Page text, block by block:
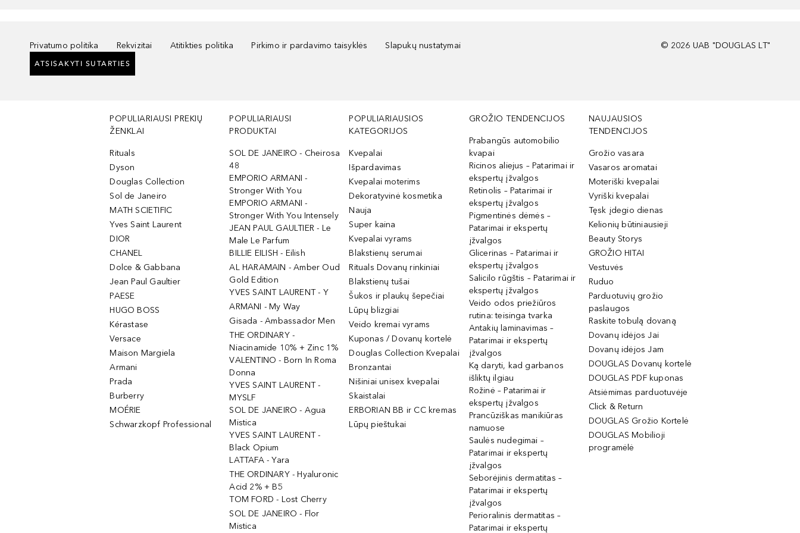
Privatumo politika Rekvizitai Atitikties politika Pirkimo ir pardavimo taisyklės Slapukų nustatymai
ATSISAKYTI SUTARTIES
© 2026 UAB "DOUGLAS LT"
POPULIARIAUSI PREKIŲ
ŽENKLAI
Rituals
Dyson
Douglas Collection
Sol de Janeiro
MATH SCIETIFIC
Yves Saint Laurent
DIOR
CHANEL
Dolce & Gabbana
Jean Paul Gaultier
PAESE
HUGO BOSS
Kérastase
Versace
Maison Margiela
Armani
Prada
Burberry
MOÉRIE
Schwarzkopf Professional
POPULIARIAUSI
PRODUKTAI
SOL DE JANEIRO - Cheirosa
48
EMPORIO ARMANI -
Stronger With You
EMPORIO ARMANI -
Stronger With You Intensely
JEAN PAUL GAULTIER - Le
Male Le Parfum
BILLIE EILISH - Eilish
AL HARAMAIN - Amber Oud
Gold Edition
YVES SAINT LAURENT - Y
ARMANI - My Way
Gisada - Ambassador Men
THE ORDINARY -
Niacinamide 10% + Zinc 1%
VALENTINO - Born In Roma
Donna
YVES SAINT LAURENT -
MYSLF
SOL DE JANEIRO - Agua
Mistica
YVES SAINT LAURENT -
Black Opium
LATTAFA - Yara
THE ORDINARY - Hyaluronic
Acid 2% + B5
TOM FORD - Lost Cherry
SOL DE JANEIRO - Flor
Mistica
POPULIARIAUSIOS
KATEGORIJOS
Kvepalai
Išpardavimas
Kvepalai moterims
Dekoratyvinė kosmetika
Nauja
Super kaina
Kvepalai vyrams
Blakstienų serumai
Rituals Dovanų rinkiniai
Blakstienų tušai
Šukos ir plaukų šepečiai
Lūpų blizgiai
Veido kremai vyrams
Kuponas / Dovanų kortelė
Douglas Collection Kvepalai
Bronzantai
Nišiniai unisex kvepalai
Skaistalai
ERBORIAN BB ir CC kremas
Lūpų pieštukai
GROŽIO TENDENCIJOS
Prabangūs automobilio
kvapai
Ricinos aliejus – Patarimai ir
ekspertų įžvalgos
Retinolis – Patarimai ir
ekspertų įžvalgos
Pigmentinės dėmės –
Patarimai ir ekspertų
įžvalgos
Glicerinas – Patarimai ir
ekspertų įžvalgos
Salicilo rūgštis – Patarimai ir
ekspertų įžvalgos
Veido odos priežiūros
rutina: teisinga tvarka
Antakių laminavimas –
Patarimai ir ekspertų
įžvalgos
Ką daryti, kad garbanos
išliktų ilgiau
Rožinė – Patarimai ir
ekspertų įžvalgos
Prancūziškas manikiūras
namuose
Saulės nudegimai –
Patarimai ir ekspertų
įžvalgos
Seborėjinis dermatitas –
Patarimai ir ekspertų
įžvalgos
Perioralinis dermatitas –
Patarimai ir ekspertų
NAUJAUSIOS
TENDENCIJOS
Grožio vasara
Vasaros aromatai
Moteriški kvepalai
Vyriški kvepalai
Tęsk įdegio dienas
Kelionių būtiniausieji
Beauty Storys
GROŽIO HITAI
Vestuvės
Ruduo
Parduotuvių grožio
paslaugos
Raskite tobulą dovaną
Dovanų idėjos Jai
Dovanų idėjos Jam
DOUGLAS Dovanų kortelė
DOUGLAS PDF kuponas
Atsiėmimas parduotuvėje
Click & Return
DOUGLAS Grožio Kortelė
DOUGLAS Mobilioji
programėlė